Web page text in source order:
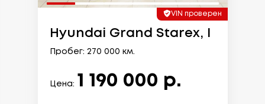
VIN проверен
Hyundai Grand Starex, I
Пробег: 270 000 км.
Цена: 1 190 000 р.